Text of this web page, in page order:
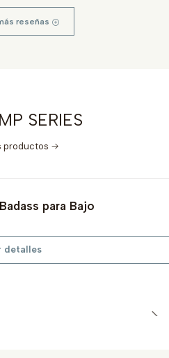
reseñas
SERIES
productos
para Bajo
detalles